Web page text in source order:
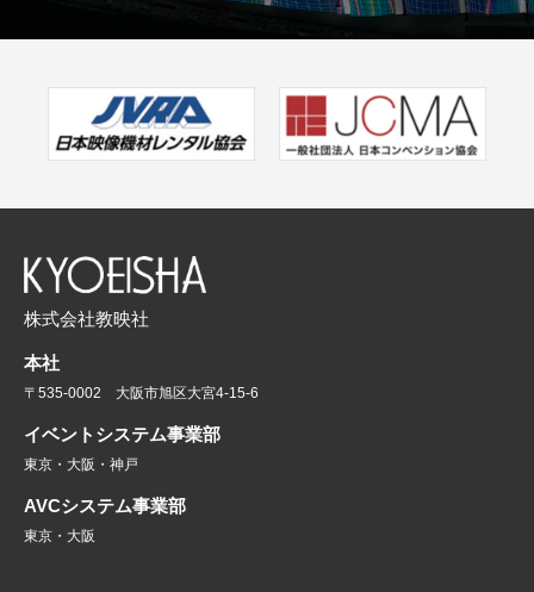
株式会社教映社
本社
〒535-0002 大阪市旭区大宮4-15-6
イベントシステム事業部
東京・大阪・神戸
AVCシステム事業部
東京・大阪